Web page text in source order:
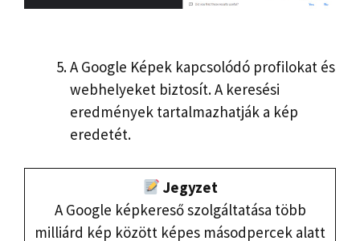
A Google Képek kapcsolódó profilokat és
webhelyeket biztosít. A keresési
eredmények tartalmazhatják a kép
eredetét.
Jegyzet
A Google képkereső szolgáltatása több
milliárd kép között képes másodpercek alatt